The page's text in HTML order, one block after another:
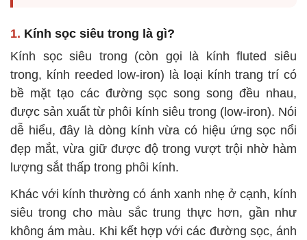
1. Kính sọc siêu trong là gì?
Kính sọc siêu trong (còn gọi là kính fluted siêu
trong, kính reeded low-iron) là loại kính trang trí có
bề mặt tạo các đường sọc song song đều nhau,
được sản xuất từ phôi kính siêu trong (low-iron). Nói
dễ hiểu, đây là dòng kính vừa có hiệu ứng sọc nổi
đẹp mắt, vừa giữ được độ trong vượt trội nhờ hàm
lượng sắt thấp trong phôi kính.
Khác với kính thường có ánh xanh nhẹ ở cạnh, kính
siêu trong cho màu sắc trung thực hơn, gần như
không ám màu. Khi kết hợp với các đường sọc, ánh